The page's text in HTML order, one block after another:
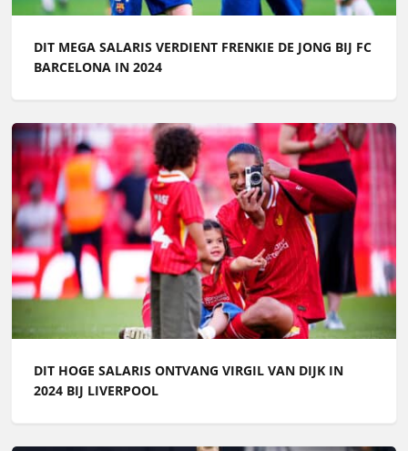
DIT MEGA SALARIS VERDIENT FRENKIE DE JONG BIJ FC
BARCELONA IN 2024
DIT HOGE SALARIS ONTVANG VIRGIL VAN DIJK IN
2024 BIJ LIVERPOOL